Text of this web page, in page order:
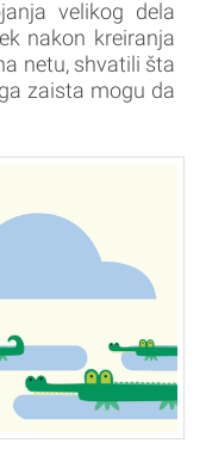
velikog dela
nakon kreiranja
netu, shvatili šta
zaista mogu da